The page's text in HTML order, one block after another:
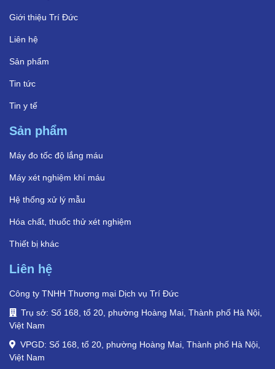
Giới thiệu Trí Đức
Liên hệ
Sản phẩm
Tin tức
Tin y tế
Sản phẩm
Máy đo tốc độ lắng máu
Máy xét nghiệm khí máu
Hệ thống xử lý mẫu
Hóa chất, thuốc thử xét nghiệm
Thiết bị khác
Liên hệ
Công ty TNHH Thương mại Dịch vụ Trí Đức
Trụ sở: Số 168, tổ 20, phường Hoàng Mai, Thành phố Hà Nội,
Việt Nam
VPGD: Số 168, tổ 20, phường Hoàng Mai, Thành phố Hà Nội,
Việt Nam